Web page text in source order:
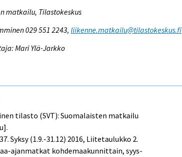
matkailu, Tilastokeskus
029 551 2243,liikenne.matkailu@tilastokeskus.fi
Mari Ylä-Jarkko
tilasto (SVT): Suomalaisten matkailu
Syksy (1.9.-31.12) 2016, Liitetaulukko 2.
ajanmatkat kohdemaakunnittain, syys-